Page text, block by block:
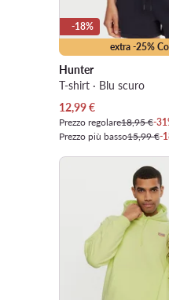
extra -25%
-18%
Hunter
T-shirt · Blu scuro
Prezzo attuale
12,99€
Prezzo regolare18,95 €-
Prezzo più basso15,99 €-